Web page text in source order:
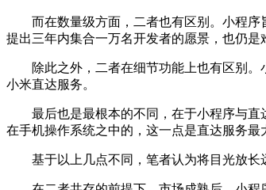
而在数量级方面，二者也有区别。小程序
提出三年内集合一万名开发者的愿景，也仍是
除此之外，二者在细节功能上也有区别。
小米直达服务。
最后也是最根本的不同，在于小程序与直
在手机操作系统之中的，这一点是直达服务最
基于以上几点不同，笔者认为将目光放长